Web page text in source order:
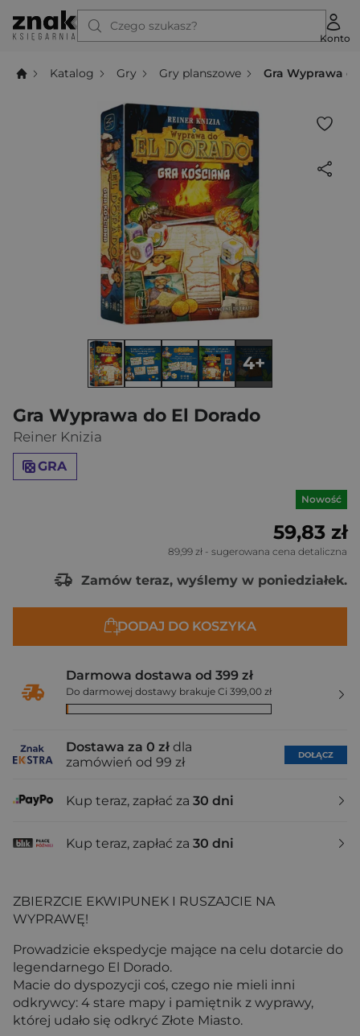
Czego szukasz?
Konto
Katalog Gry Gry planszowe Gra Wyprawa
Gra Wyprawa do El Dorado
Reiner Knizia
GRA
4+
Nowość
59,83 zł
89,99 zł - sugerowana cena detaliczna
Zamów teraz, wyślemy w poniedziałek.
DODAJ DO KOSZYKA
Darmowa dostawa od 399 zł
Do darmowej dostawy brakuje Ci 399,00 zł
Dostawa za 0 zł dla
zamówień od 99 zł
DOŁĄCZ
Kup teraz, zapłać za 30 dni
Kup teraz, zapłać za 30 dni
ZBIERZCIE EKWIPUNEK I RUSZAJCIE NA
WYPRAWĘ!
Prowadzicie ekspedycje mające na celu dotarcie do
legendarnego El Dorado.
Macie do dyspozycji coś, czego nie mieli inni
odkrywcy: 4 stare mapy i pamiętnik z wyprawy,
której udało się odkryć Złote Miasto.